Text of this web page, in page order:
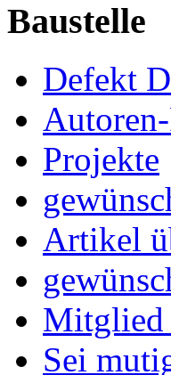
Baustelle
Defekt
Projekte
Artikel
Mitglied
Sei